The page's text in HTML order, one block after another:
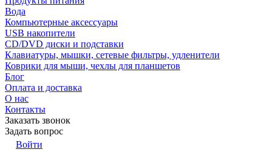
Вода
Компьютерные аксессуары
USB накопители
CD/DVD диски и подставки
Клавиатуры, мышки, сетевые фильтры, удленители
Коврики для мыши, чехлы для планшетов
Блог
Оплата и доставка
О нас
Контакты
Заказать звонок
Задать вопрос
Войти